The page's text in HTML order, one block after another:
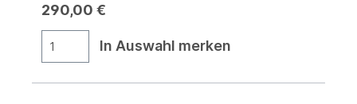
290,00 €
In Auswahl merken